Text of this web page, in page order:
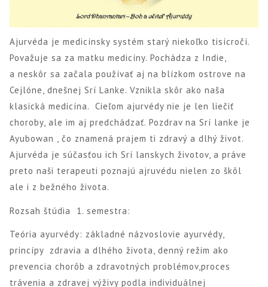
Ajurvéda je medicínsky systém starý niekoľko tisícročí.
Považuje sa za matku medicíny. Pochádza z Indie,
a neskôr sa začala používať aj na blízkom ostrove na
Cejlóne, dnešnej Srí Lanke. Vznikla skôr ako naša
klasická medicína. Cieľom ajurvédy nie je len liečiť
choroby, ale im aj predchádzať. Pozdrav na Srí lanke je
Ayubowan , čo znamená prajem ti zdravý a dlhý život.
Ajurvéda je súčasťou ich Srí lanskych životov, a práve
preto naši terapeuti poznajú ajruvédu nielen zo škôl
ale i z bežného života.
Rozsah štúdia 1. semestra:
Teória ayurvédy: základné názvoslovie ayurvédy,
princípy zdravia a dlhého života, denný režim ako
prevencia chorôb a zdravotných problémov,proces
trávenia a zdravej výživy podla individuálnej